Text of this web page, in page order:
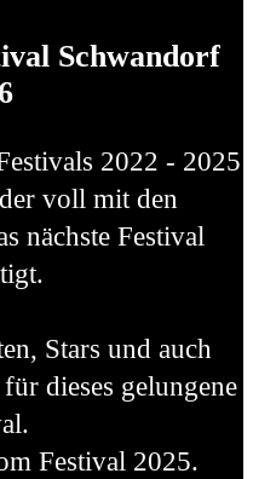
Schwandorf
2022 - 2025
voll mit den
nächste Festival
Stars und auch
dieses gelungene
Festival 2025.